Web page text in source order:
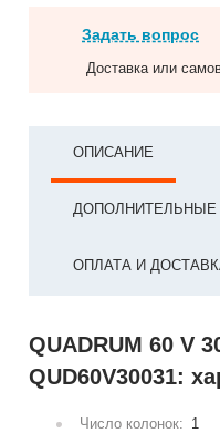
Задать вопрос
Доставка или
ОПИСАНИЕ
ДОПОЛНИТЕЛЬНЫЕ
ОПЛАТА И
QUADRUM 60 V
QUD60V30031:
Число колонок: 1